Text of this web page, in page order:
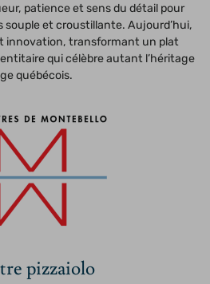
patience et sens du détail pour
souple et croustillante. Aujourd’hui,
innovation, transformant un plat
qui célèbre autant l’héritage
québécois.
pizzaiolo